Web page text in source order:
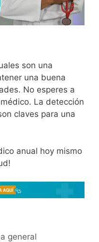
son una
una buena
No esperes a
La detección
claves para una
anual hoy mismo
general